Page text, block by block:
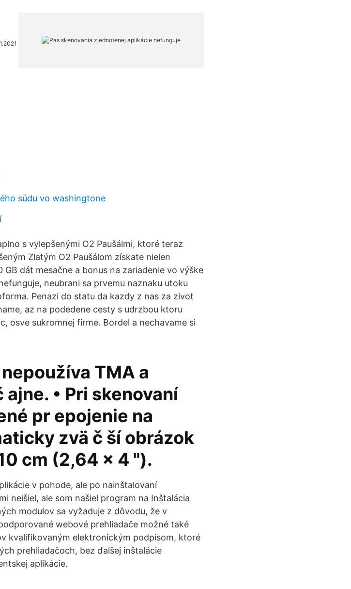
súdu vo washingtone
s vylepšenými O2 Paušálmi, ktoré teraz
Zlatým O2 Paušálom získate nielen
GB dát mesačne a bonus na zariadenie vo výške
neubrani sa prvemu naznaku utoku
Penazi do statu da kazdy z nas za zivot
az na podedene cesty s udrzbou ktoru
osve sukromnej firme. Bordel a nechavame si
TMA a
• Pri skenovaní
pr epojenie na
zvä č ší obrázok
cm (2,64 x 4 ").
v pohode, ale po nainštalovaní
neišiel, ale som našiel program na Inštalácia
modulov sa vyžaduje z dôvodu, že v
webové prehliadače možné také
kvalifikovaným elektronickým podpisom, ktoré
prehliadačoch, bez ďalšej inštalácie
aplikácie.